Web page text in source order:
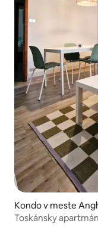
Kondo v meste
Toskánsky